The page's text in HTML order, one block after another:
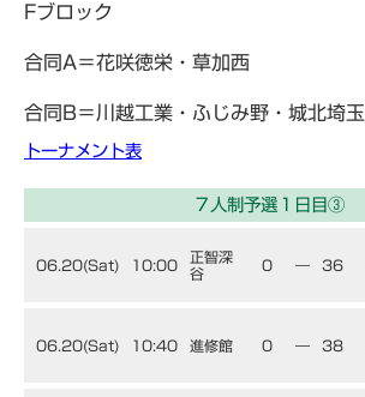
Fブロック
合同A＝花咲徳栄・草加西
合同B＝川越工業・ふじみ野・城北埼玉
トーナメント表
７人制予選１日目③
06.20(Sat) 10:00
正智深
谷
0 ― 36
06.20(Sat) 10:40 進修館 0 ― 38